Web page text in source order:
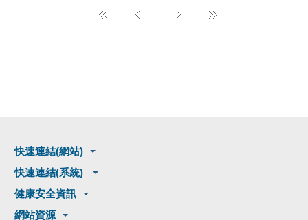
快速連結(網站)
快速連結(系統)
健康安全資訊
網站資源